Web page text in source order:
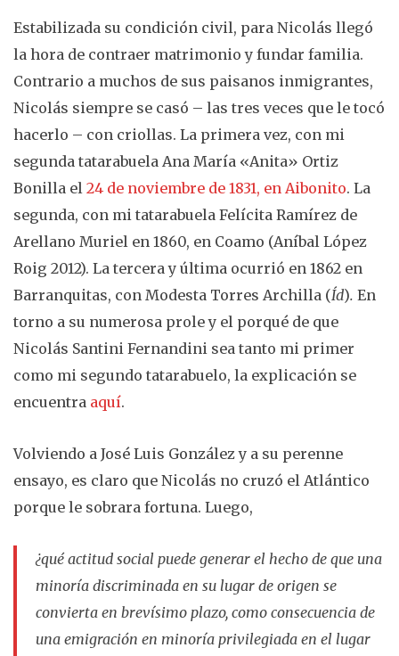
Estabilizada su condición civil, para Nicolás llegó
la hora de contraer matrimonio y fundar familia.
Contrario a muchos de sus paisanos inmigrantes,
Nicolás siempre se casó – las tres veces que le tocó
hacerlo – con criollas. La primera vez, con mi
segunda tatarabuela Ana María «Anita» Ortiz
Bonilla el 24 de noviembre de 1831, en Aibonito. La
segunda, con mi tatarabuela Felícita Ramírez de
Arellano Muriel en 1860, en Coamo (Aníbal López
Roig 2012). La tercera y última ocurrió en 1862 en
Barranquitas, con Modesta Torres Archilla (Íd). En
torno a su numerosa prole y el porqué de que
Nicolás Santini Fernandini sea tanto mi primer
como mi segundo tatarabuelo, la explicación se
encuentra aquí.
Volviendo a José Luis González y a su perenne
ensayo, es claro que Nicolás no cruzó el Atlántico
porque le sobrara fortuna. Luego,
¿qué actitud social puede generar el hecho de que una
minoría discriminada en su lugar de origen se
convierta en brevísimo plazo, como consecuencia de
una emigración en minoría privilegiada en el lugar